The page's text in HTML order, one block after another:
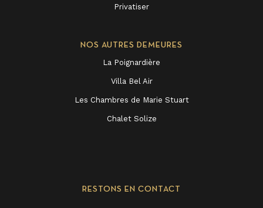
Privatiser
NOS AUTRES DEMEURES
La Poignardière
Villa Bel Air
Les Chambres de Marie Stuart
Chalet Solize
RESTONS EN CONTACT